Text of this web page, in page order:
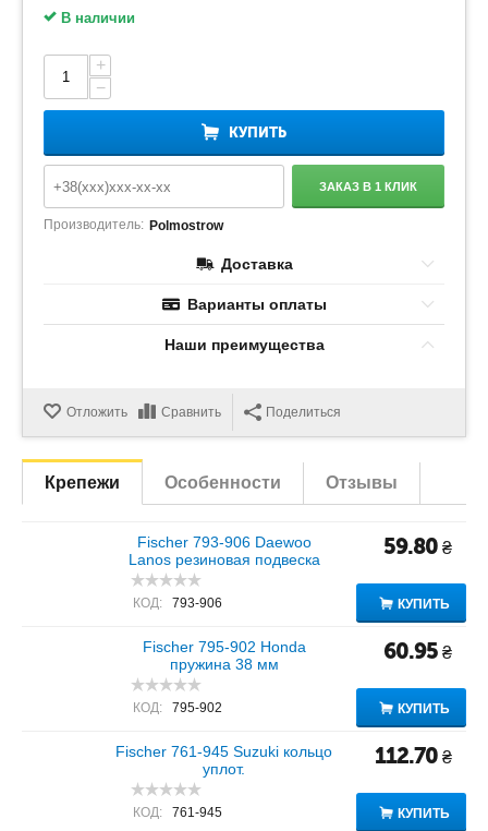
В наличии
+
−
КУПИТЬ
ЗАКАЗ В 1 КЛИК
Производитель: Polmostrow
Доставка
Варианты оплаты
Наши преимущества
Отложить Сравнить Поделиться
Крепежи Особенности Отзывы
Fischer 793-906 Daewoo
Lanos резиновая подвеска
КОД: 793-906
59.80 ₴
КУПИТЬ
Fischer 795-902 Honda
пружина 38 мм
КОД: 795-902
60.95 ₴
КУПИТЬ
Fischer 761-945 Suzuki кольцо
уплот.
КОД: 761-945
112.70 ₴
КУПИТЬ